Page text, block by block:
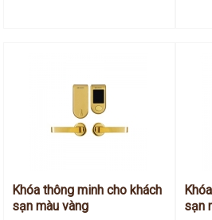
Khóa thông minh cho khách
sạn màu vàng
sạn